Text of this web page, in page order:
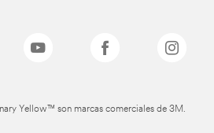
Yellow™ son marcas comerciales de 3M.